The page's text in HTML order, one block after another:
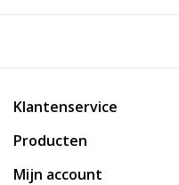
Klantenservice
Producten
Mijn account